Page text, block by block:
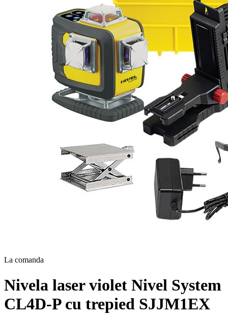
La comanda
Nivela laser violet Nivel System
CL4D-P cu trepied SJJM1EX